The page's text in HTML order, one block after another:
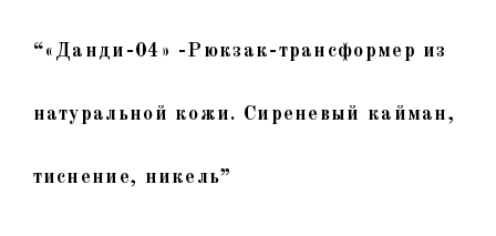
“«Данди-04» -Рюкзак-трансформер из
натуральной кожи. Сиреневый кайман,
тиснение, никель”